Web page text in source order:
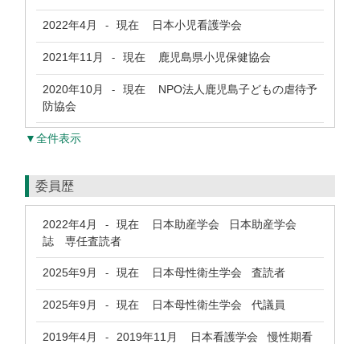
2022年4月 - 現在 日本小児看護学会
2021年11月 - 現在 鹿児島県小児保健協会
2020年10月 - 現在 NPO法人鹿児島子どもの虐待予
防協会
▼全件表示
委員歴
2022年4月 - 現在 日本助産学会 日本助産学会
誌 専任査読者
2025年9月 - 現在 日本母性衛生学会 査読者
2025年9月 - 現在 日本母性衛生学会 代議員
2019年4月 - 2019年11月
日本看護学会 慢性期看